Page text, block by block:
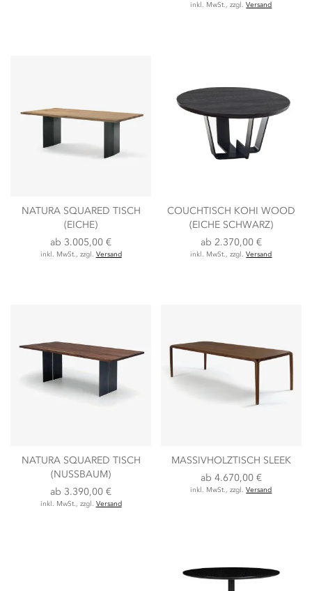
inkl. MwSt., zzgl.Versand
NATURA SQUARED TISCH
(EICHE)
ab 3.005,00 €
inkl. MwSt., zzgl. Versand
COUCHTISCH KOHI WOOD
(EICHE SCHWARZ)
ab 2.370,00 €
inkl. MwSt., zzgl.Versand
NATURA SQUARED TISCH
(NUSSBAUM)
ab 3.390,00 €
inkl. MwSt., zzgl. Versand
MASSIVHOLZTISCH SLEEK
ab 4.670,00 €
inkl. MwSt., zzgl.Versand